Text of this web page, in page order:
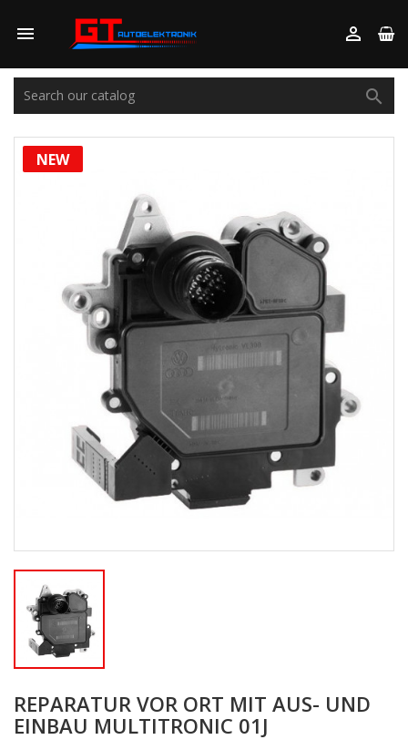
 

NEW
REPARATUR VOR ORT MIT AUS- UND
EINBAU MULTITRONIC 01J